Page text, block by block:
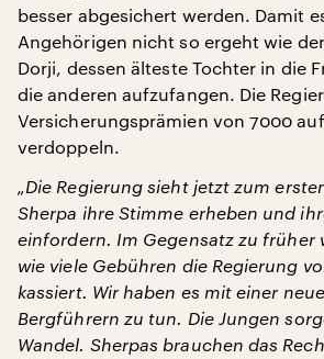
besser abgesichert werden. Damit
Angehörigen nicht so ergeht wie
Dorji, dessen älteste Tochter in die
die anderen aufzufangen. Die
Versicherungsprämien von 7000
verdoppeln.
„Die Regierung sieht jetzt zum
Sherpa ihre Stimme erheben und
einfordern. Im Gegensatz zu früher
wie viele Gebühren die Regierung
kassiert. Wir haben es mit einer
Bergführern zu tun. Die Jungen
Wandel. Sherpas brauchen das